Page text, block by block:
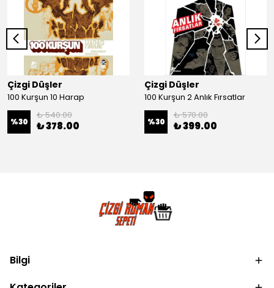
Çizgi Düşler
100 Kurşun 10 Harap
%30
₺ 540.00
₺ 378.00
Çizgi Düşler
100 Kurşun 2 Anlık Fırsatlar
%30
₺ 570.00
₺ 399.00
Bilgi